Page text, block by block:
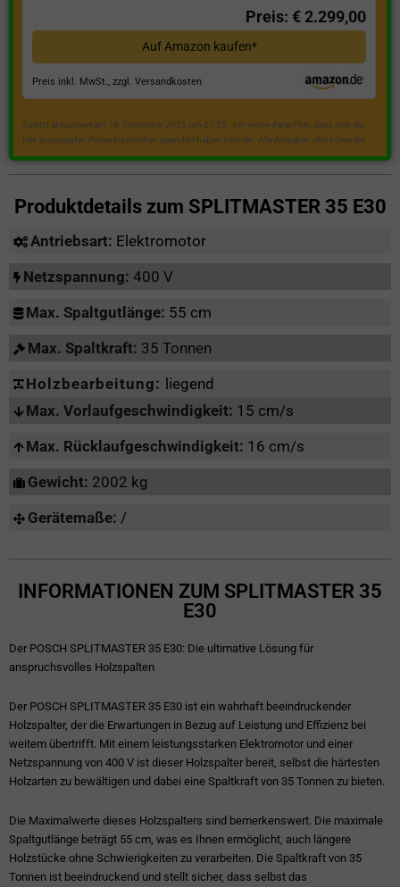
Preis: € 2.299,00
Auf Amazon kaufen*
Preis inkl. MwSt., zzgl. Versandkosten
Zuletzt aktualisiert am 18. Dezember 2023 um 21:50 . Ich weise darauf hin, dass sich die
hier angezeigten Preise inzwischen geändert haben können. Alle Angaben ohne Gewähr.
Produktdetails zum SPLITMASTER 35 E30
Antriebsart: Elektromotor
Netzspannung: 400 V
Max. Spaltgutlänge: 55 cm
Max. Spaltkraft: 35 Tonnen
Holzbearbeitung: liegend
Max. Vorlaufgeschwindigkeit: 15 cm/s
Max. Rücklaufgeschwindigkeit: 16 cm/s
Gewicht: 2002 kg
Gerätemaße: /
INFORMATIONEN ZUM SPLITMASTER 35
E30
Der POSCH SPLITMASTER 35 E30: Die ultimative Lösung für
anspruchsvolles Holzspalten
Der POSCH SPLITMASTER 35 E30 ist ein wahrhaft beeindruckender
Holzspalter, der die Erwartungen in Bezug auf Leistung und Effizienz bei
weitem übertrifft. Mit einem leistungsstarken Elektromotor und einer
Netzspannung von 400 V ist dieser Holzspalter bereit, selbst die härtesten
Holzarten zu bewältigen und dabei eine Spaltkraft von 35 Tonnen zu bieten.
Die Maximalwerte dieses Holzspalters sind bemerkenswert. Die maximale
Spaltgutlänge beträgt 55 cm, was es Ihnen ermöglicht, auch längere
Holzstücke ohne Schwierigkeiten zu verarbeiten. Die Spaltkraft von 35
Tonnen ist beeindruckend und stellt sicher, dass selbst das